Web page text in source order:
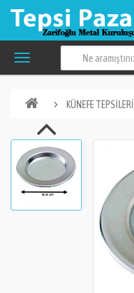
KÜNEFE TEPSİLERİ